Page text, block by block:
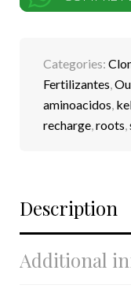
Categories:
Fertilizantes,
aminoacidos,
recharge,roots,
Description
Additional